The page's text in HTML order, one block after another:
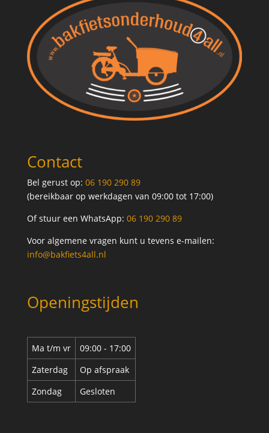
Contact
Bel gerust op: 06 190 290 89
(bereikbaar op werkdagen van 09:00 tot 17:00)
Of stuur een WhatsApp: 06 190 290 89
Voor algemene vragen kunt u tevens e-mailen:
info@bakfiets4all.nl
Openingstijden
Ma t/m vr
09:00 - 17:00
Zaterdag
Op afspraak
Zondag
Gesloten